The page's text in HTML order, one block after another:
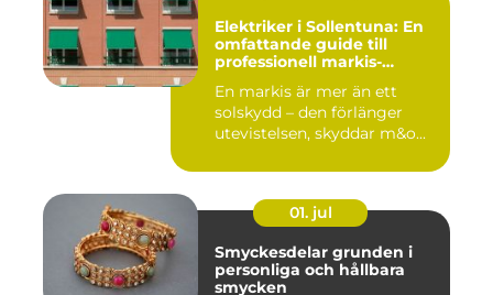
Elektriker i Sollentuna: En
omfattande guide till
professionell markis-
En markis är mer än ett
solskydd – den förlänger
utevistelsen, skyddar m&o...
01. jul
Smyckesdelar grunden i
personliga och hållbara
smycken